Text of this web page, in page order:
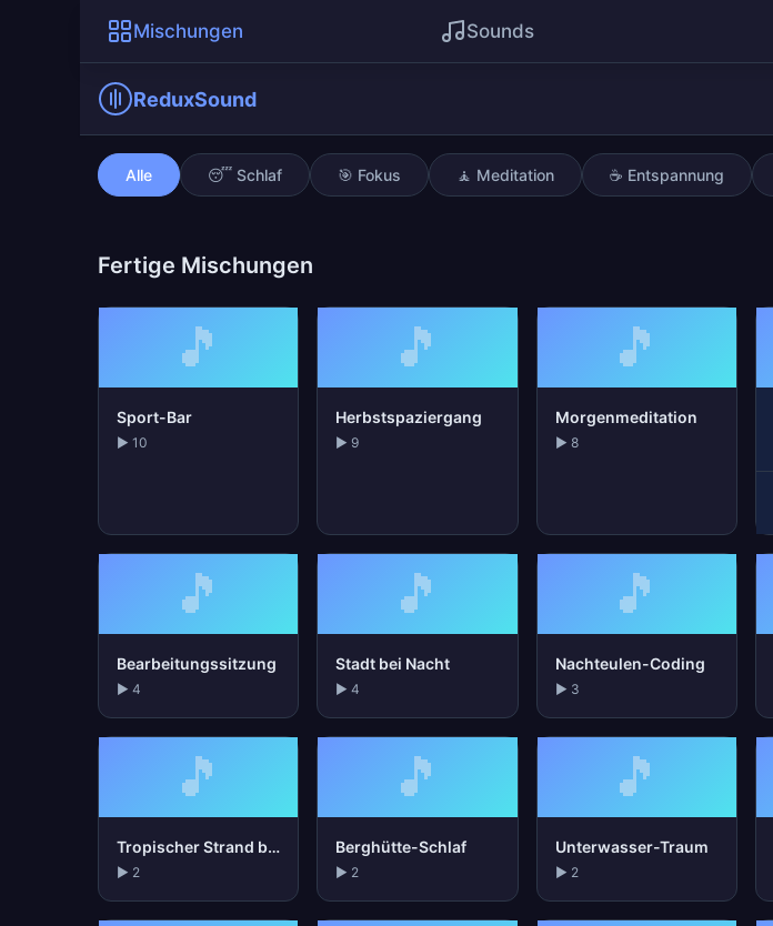
ReduxSound
Schlaf am Ozean
Alle 😴 Schlaf 🎯 Fokus 🧘 Meditation ☕ Entspannung
Fertige Mischungen
🎵
Sport-Bar
▶ 10
🎵
Herbstspaziergang
▶ 9
🎵
Morgenmeditation
▶ 8
🎵
Bearbeitungssitzung
▶ 4
🎵
Stadt bei Nacht
▶ 4
🎵
Nachteulen-Coding
▶ 3
🎵
Tropischer Strand bei Nacht
▶ 2
🎵
Berghütte-Schlaf
▶ 2
🎵
Unterwasser-Traum
▶ 2
Mischungen Sounds